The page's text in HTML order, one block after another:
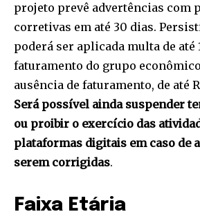
projeto prevê advertências com
corretivas em até 30 dias.
poderá ser aplicada multa de até
faturamento do grupo
ausência de faturamento, de até
Será possível ainda suspender
ou proibir o exercício das
plataformas digitais em caso de
serem corrigidas.
Faixa Etária